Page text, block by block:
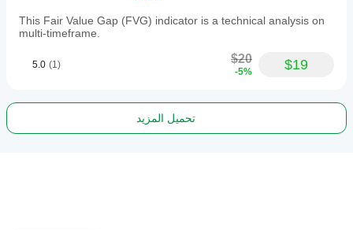
This Fair Value Gap (FVG) indicator is a technical analysis on
multi-timeframe.
5.0 (1) $20
-5% $19
تحميل المزيد